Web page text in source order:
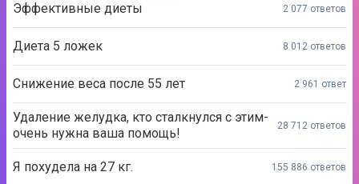
Эффективные диеты 2 077 ответов
Диета 5 ложек 8 012 ответов
Снижение веса после 55 лет 2 961 ответ
Удаление желудка, кто сталкнулся с этим-
очень нужна ваша помощь!
28 712 ответов
Я похудела на 27 кг. 155 886 ответов